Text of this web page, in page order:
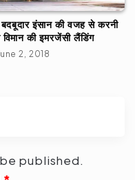
इंसान की वजह से करनी
विमान की इमरजेंसी लैंडिंग
2, 2018
published.